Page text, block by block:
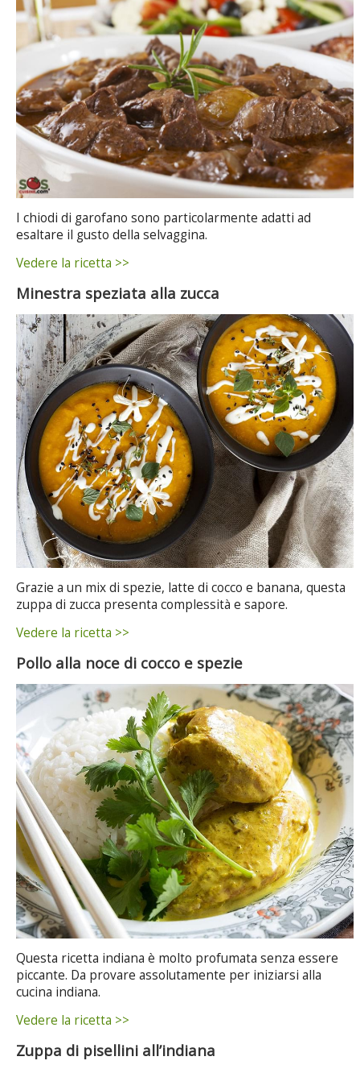
I chiodi di garofano sono particolarmente adatti ad
esaltare il gusto della selvaggina.
Vedere la ricetta >>
Minestra speziata alla zucca
Grazie a un mix di spezie, latte di cocco e banana, questa
zuppa di zucca presenta complessità e sapore.
Vedere la ricetta >>
Pollo alla noce di cocco e spezie
Questa ricetta indiana è molto profumata senza essere
piccante. Da provare assolutamente per iniziarsi alla
cucina indiana.
Vedere la ricetta >>
Zuppa di pisellini all’indiana